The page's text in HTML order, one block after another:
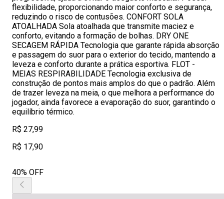
flexibilidade, proporcionando maior conforto e segurança,
reduzindo o risco de contusões. CONFORT SOLA
ATOALHADA Sola atoalhada que transmite maciez e
conforto, evitando a formação de bolhas. DRY ONE
SECAGEM RÁPIDA Tecnologia que garante rápida absorção
e passagem do suor para o exterior do tecido, mantendo a
leveza e conforto durante a prática esportiva. FLOT -
MEIAS RESPIRABILIDADE Tecnologia exclusiva de
construção de pontos mais amplos do que o padrão. Além
de trazer leveza na meia, o que melhora a performance do
jogador, ainda favorece a evaporação do suor, garantindo o
equilíbrio térmico.
R$ 27,99
R$ 17,90
40% OFF